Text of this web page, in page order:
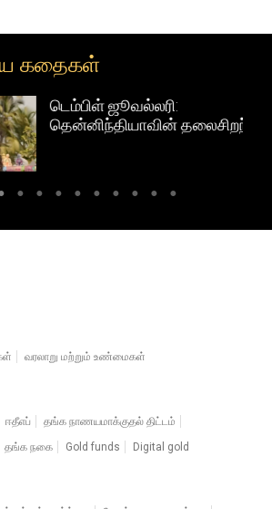
கதைகள்
டெம்பிள் ஜூவல்லரி:
தென்னிந்தியாவின் தலைசிறந்த
கைவினைத் தங்க நகைகள்
வரலாறு மற்றும் உண்மைகள்
ஈதீஎப்
தங்க நாணயமாக்குதல் திட்டம்
தங்க நகை Gold funds Digital gold